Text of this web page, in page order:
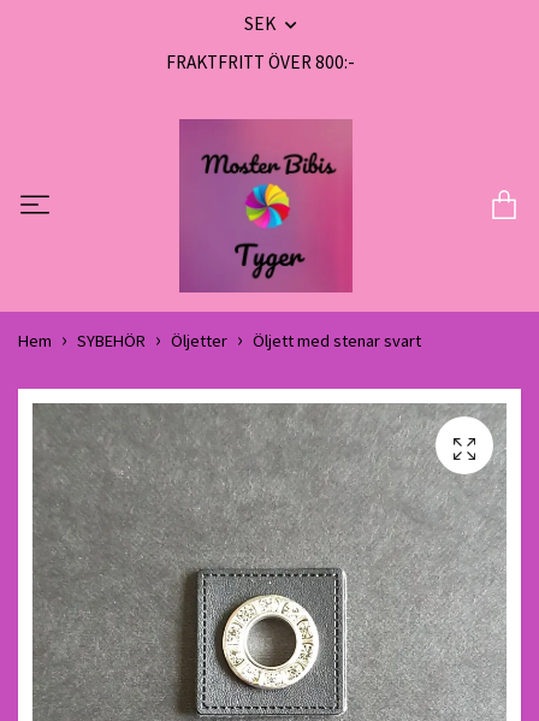
SEK
FRAKTFRITT ÖVER 800:-
Hem SYBEHÖR Öljetter Öljett med stenar svart